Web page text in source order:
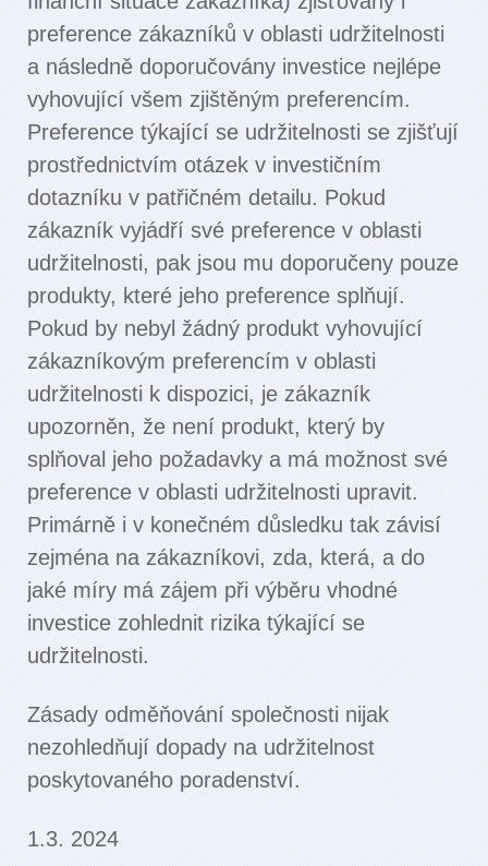
preference zákazníků v oblasti udržitelnosti
a následně doporučovány investice nejlépe
vyhovující všem zjištěným preferencím.
Preference týkající se udržitelnosti se zjišťují
prostřednictvím otázek v investičním
dotazníku v patřičném detailu. Pokud
zákazník vyjádří své preference v oblasti
udržitelnosti, pak jsou mu doporučeny pouze
produkty, které jeho preference splňují.
Pokud by nebyl žádný produkt vyhovující
zákazníkovým preferencím v oblasti
udržitelnosti k dispozici, je zákazník
upozorněn, že není produkt, který by
splňoval jeho požadavky a má možnost své
preference v oblasti udržitelnosti upravit.
Primárně i v konečném důsledku tak závisí
zejména na zákazníkovi, zda, která, a do
jaké míry má zájem při výběru vhodné
investice zohlednit rizika týkající se
udržitelnosti.
Zásady odměňování společnosti nijak
nezohledňují dopady na udržitelnost
poskytovaného poradenství.
1.3. 2024